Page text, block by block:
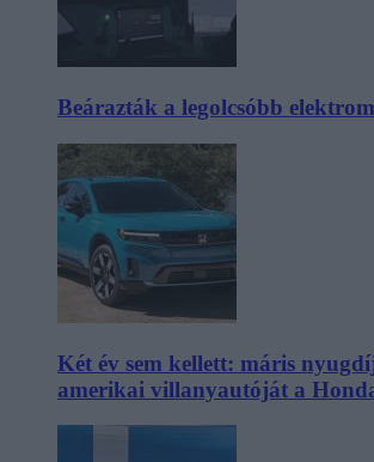
Beárazták a legolcsóbb
Két év sem kellett: máris
amerikai villanyautóját a